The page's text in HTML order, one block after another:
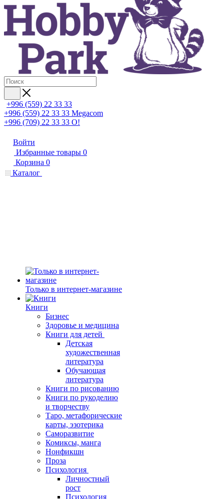
+996 (559) 22 33 33
+996 (559) 22 33 33 Megacom
+996 (709) 22 33 33 O!
Войти
Избранные товары 0
Корзина 0
Каталог
Только в интернет-магазине
Книги
Бизнес
Здоровье и медицина
Книги для детей
Детская
художественная
литература
Обучающая
литература
Книги по рисованию
Книги по рукоделию
и творчеству
Таро, метафорические
карты, эзотерика
Саморазвитие
Комиксы, манга
Нонфикшн
Проза
Психология
Личностный
рост
Психология